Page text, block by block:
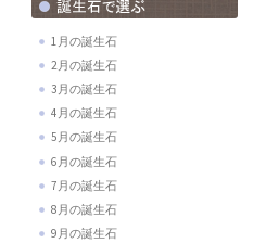
1月の誕生石
2月の誕生石
3月の誕生石
4月の誕生石
5月の誕生石
6月の誕生石
7月の誕生石
8月の誕生石
9月の誕生石